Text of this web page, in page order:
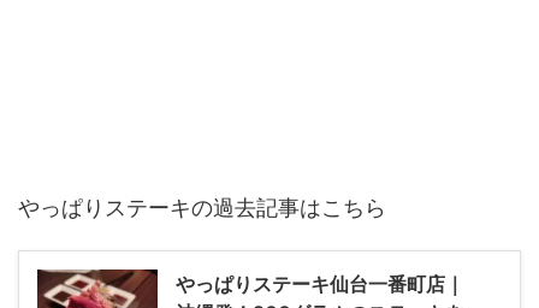
やっぱりステーキの過去記事はこちら
やっぱりステーキ仙台一番町店｜